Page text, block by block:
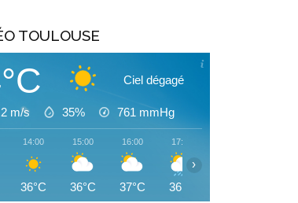
TOULOUSE
Ciel dégagé
m/s 35% 761 mmHg
14:00
36°C
15:00
36°C
16:00
37°C
17:00
36°C
›